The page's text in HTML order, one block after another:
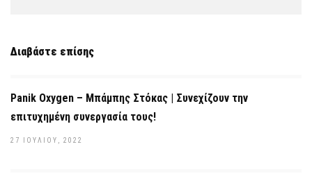
Διαβάστε επίσης
Panik Oxygen – Μπάμπης Στόκας | Συνεχίζουν την
επιτυχημένη συνεργασία τους!
27 ΙΟΥΛΊΟΥ, 2022